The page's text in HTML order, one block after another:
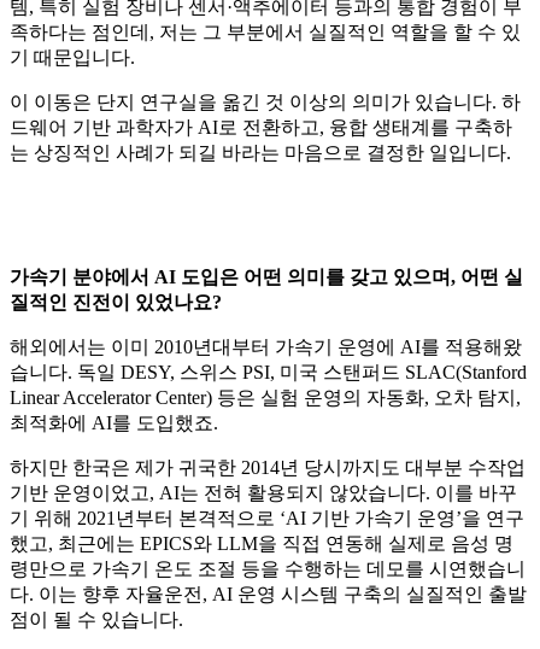
템, 특히 실험 장비나 센서·액추에이터 등과의 통합 경험이 부
족하다는 점인데, 저는 그 부분에서 실질적인 역할을 할 수 있
기 때문입니다.
이 이동은 단지 연구실을 옮긴 것 이상의 의미가 있습니다. 하
드웨어 기반 과학자가 AI로 전환하고, 융합 생태계를 구축하
는 상징적인 사례가 되길 바라는 마음으로 결정한 일입니다.
가속기 분야에서 AI 도입은 어떤 의미를 갖고 있으며, 어떤 실
질적인 진전이 있었나요?
해외에서는 이미 2010년대부터 가속기 운영에 AI를 적용해왔
습니다. 독일 DESY, 스위스 PSI, 미국 스탠퍼드 SLAC(Stanford
Linear Accelerator Center) 등은 실험 운영의 자동화, 오차 탐지,
최적화에 AI를 도입했죠.
하지만 한국은 제가 귀국한 2014년 당시까지도 대부분 수작업
기반 운영이었고, AI는 전혀 활용되지 않았습니다. 이를 바꾸
기 위해 2021년부터 본격적으로 ‘AI 기반 가속기 운영’을 연구
했고, 최근에는 EPICS와 LLM을 직접 연동해 실제로 음성 명
령만으로 가속기 온도 조절 등을 수행하는 데모를 시연했습니
다. 이는 향후 자율운전, AI 운영 시스템 구축의 실질적인 출발
점이 될 수 있습니다.